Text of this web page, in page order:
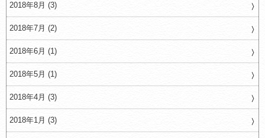
2018年8月 (3)
2018年7月 (2)
2018年6月 (1)
2018年5月 (1)
2018年4月 (3)
2018年1月 (3)